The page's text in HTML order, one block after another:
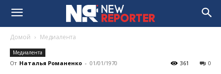
Домой Медиалента
Медиалента
От Наталья Романенко - 01/01/1970 0
361